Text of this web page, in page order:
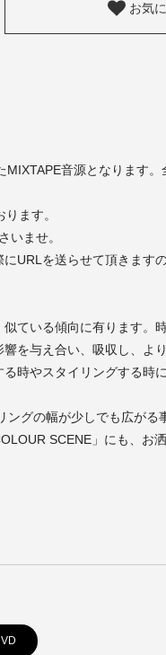
お気
音源となります。
ます。
いませ。
URLを送らせて頂きます
ている傾向に有ります。
を与え合い、吸収し、よ
時やスタイリングする時
グの幅が少しでも広がる
SCENE」にも、お